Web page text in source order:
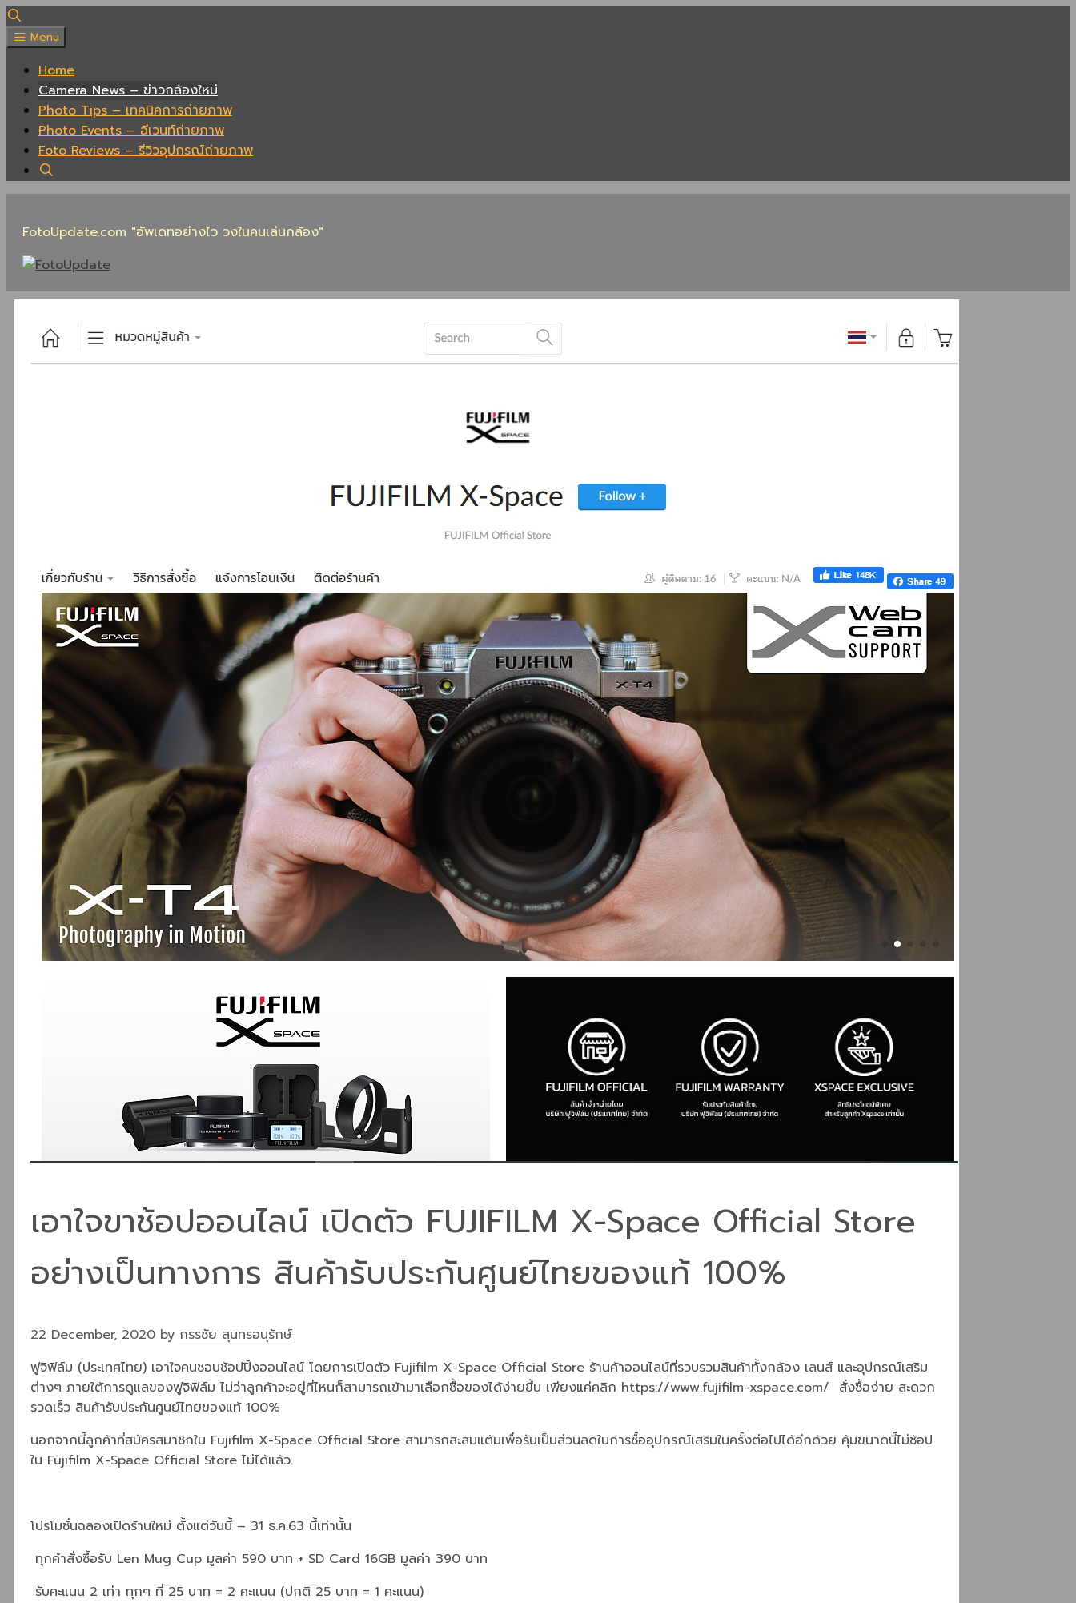
Skip
to
Menu
Home
Camera News – ข่าวกล้องใหม่
Photo Tips – เทคนิคการถ่ายภาพ
Photo Events – อีเวนท์ถ่ายภาพ
Foto Reviews – รีวิวอุปกรณ์ถ่ายภาพ
FotoUpdate.com "อัพเดทอย่างไว วงในคนเล่นกล้อง"
เอาใจขาช้อปออนไลน์ เปิดตัว FUJIFILM X-Space Official Store
อย่างเป็นทางการ สินค้ารับประกันศูนย์ไทยของแท้ 100%
22 December, 2020 by กรรชัย สุนทรอนุรักษ์
ฟูจิฟิล์ม (ประเทศไทย) เอาใจคนชอบช้อปปิ้งออนไลน์ โดยการเปิดตัว Fujifilm X-Space Official Store ร้านค้าออนไลน์ที่รวบรวมสินค้าทั้งกล้อง เลนส์ และอุปกรณ์เสริม
ต่างๆ ภายใต้การดูแลของฟูจิฟิล์ม ไม่ว่าลูกค้าจะอยู่ที่ไหนก็สามารถเข้ามาเลือกซื้อของได้ง่ายขึ้น เพียงแค่คลิก https://www.fujifilm-xspace.com/ สั่งซื้อง่าย สะดวก
รวดเร็ว สินค้ารับประกันศูนย์ไทยของแท้100%
นอกจากนี้ลูกค้าที่สมัครสมาชิกใน Fujifilm X-Space Official Store สามารถสะสมแต้มเพื่อรับเป็นส่วนลดในการซื้ออุปกรณ์เสริมในครั้งต่อไปได้อีกด้วย คุ้มขนาดนี้ไม่ช้อป
ใน Fujifilm X-Space Official Store ไม่ได้แล้ว.
โปรโมชั่นฉลองเปิดร้านใหม่ ตั้งแต่วันนี้ – 31 ธ.ค.63 นี้เท่านั้น
ทุกคำสั่งซื้อรับ Len Mug Cup มูลค่า 590 บาท + SD Card 16GB มูลค่า 390 บาท
รับคะแนน 2 เท่า ทุกๆ ที่ 25 บาท = 2 คะแนน (ปกติ 25 บาท = 1 คะแนน)